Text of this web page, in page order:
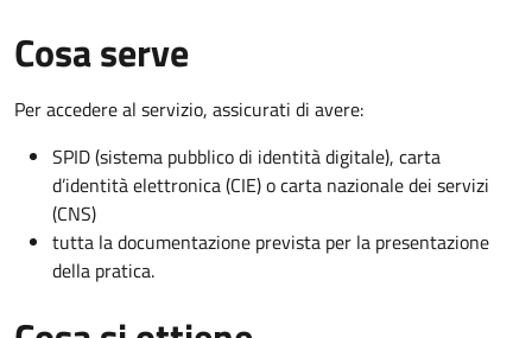
Cosa serve
Per accedere al servizio, assicurati di avere:
SPID (sistema pubblico di identità digitale), carta
d’identità elettronica (CIE) o carta nazionale dei servizi
(CNS)
tutta la documentazione prevista per la presentazione
della pratica.